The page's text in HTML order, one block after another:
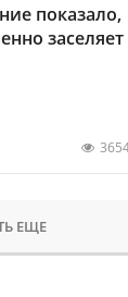
показало,
заселяет
ЕЩЕ